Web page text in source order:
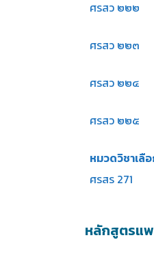
ศรสว ๒๒๒
ศรสว ๒๒๓
ศรสว ๒๒๔
ศรสว ๒๒๕
หมวดวิชาเลื
ศรสร 271
หลักสูตรแ